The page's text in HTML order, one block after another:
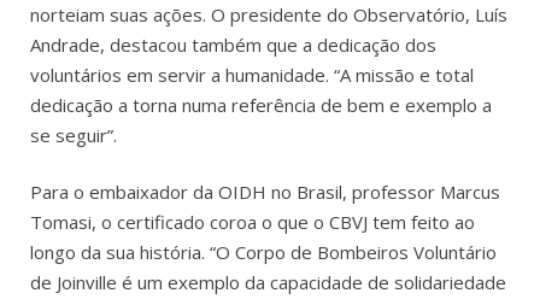
norteiam suas ações. O presidente do Observatório, Luís
Andrade, destacou também que a dedicação dos
voluntários em servir a humanidade. “A missão e total
dedicação a torna numa referência de bem e exemplo a
se seguir”.
Para o embaixador da OIDH no Brasil, professor Marcus
Tomasi, o certificado coroa o que o CBVJ tem feito ao
longo da sua história. “O Corpo de Bombeiros Voluntário
de Joinville é um exemplo da capacidade de solidariedade